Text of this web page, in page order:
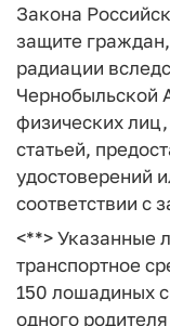
Закона
защите
радиации
Чернобыльской
физических
статьей,
удостоверений
соответствии с
<**> Указанные
транспортное
150 лошадиных
одного